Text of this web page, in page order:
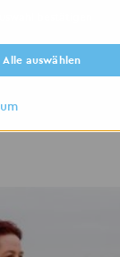
Alle auswählen